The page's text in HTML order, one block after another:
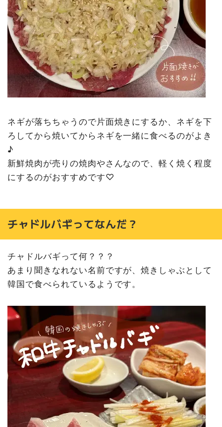
ネギが落ちちゃうので片面焼きにするか、ネギを下
ろしてから焼いてからネギを一緒に食べるのがよき
♪
新鮮焼肉が売りの焼肉やさんなので、軽く焼く程度
にするのがおすすめです♡
チャドルバギってなんだ？
チャドルバギって何？？？
あまり聞きなれない名前ですが、焼きしゃぶとして
韓国で食べられているようです。